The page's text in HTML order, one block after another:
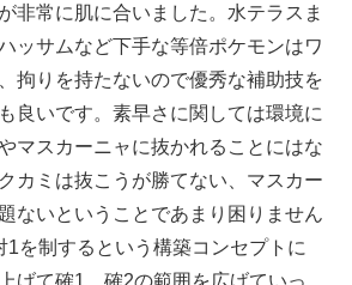
非常に肌に合いました。水テラスま
ッサムなど下手な等倍ポケモンはワ
拘りを持たないので優秀な補助技を
良いです。素早さに関しては環境に
マスカーニャに抜かれることにはな
カミは抜こうが勝てない、マスカー
ないということであまり困りません
1を制するという構築コンセプトに
げて確1、確2の範囲を広げていっ